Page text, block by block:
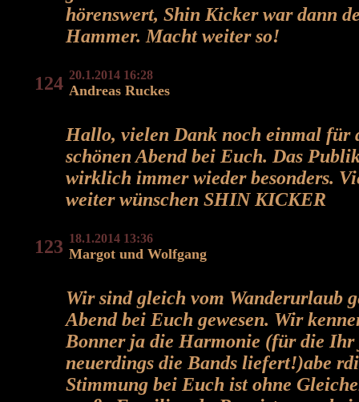
hörenswert, Shin Kicker war dann
Hammer. Macht weiter so!
124 20.1.2014 16:28
Andreas Ruckes
Hallo, vielen Dank noch einmal für
schönen Abend bei Euch. Das
wirklich immer wieder besonders.
weiter wünschen SHIN KICKER
123 18.1.2014 13:36
Margot und Wolfgang
Wir sind gleich vom Wanderurlaub
Abend bei Euch gewesen. Wir
Bonner ja die Harmonie (für die Ihr
neuerdings die Bands liefert!)abe
Stimmung bei Euch ist ohne